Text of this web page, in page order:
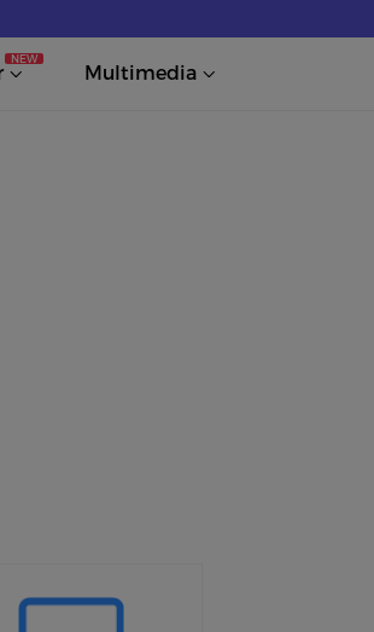
NEW
Multimedia